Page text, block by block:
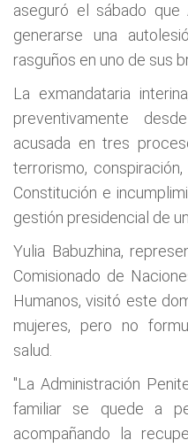
aseguró el sábado que
generarse una
rasguños en uno de sus
La exmandataria
preventivamente
acusada en tres
terrorismo,
Constitución e
gestión presidencial de
Yulia Babuzhina,
Comisionado de
Humanos, visitó este
mujeres, pero no
salud.
"La Administración
familiar se quede a
acompañando la